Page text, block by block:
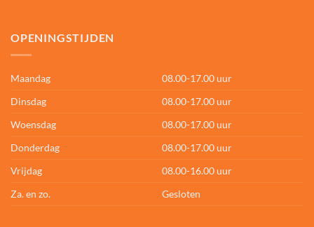
OPENINGSTIJDEN
Maandag
08.00-17.00 uur
Dinsdag
08.00-17.00 uur
Woensdag
08.00-17.00 uur
Donderdag
08.00-17.00 uur
Vrijdag
08.00-16.00 uur
Za. en zo.
Gesloten